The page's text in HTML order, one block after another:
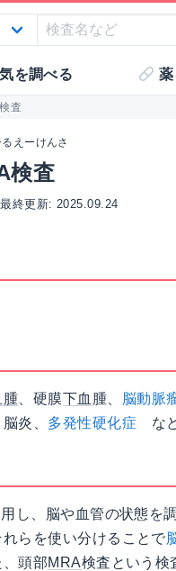
を調べる
査
えーけんさ
検査
最終更新: 2025.09.24
腫 、硬膜下血 腫、 脳動脈
脳炎、 多発性硬化症 な
し、脳や血管の状態を
らを使い分けることで
頭部MRA検査という検